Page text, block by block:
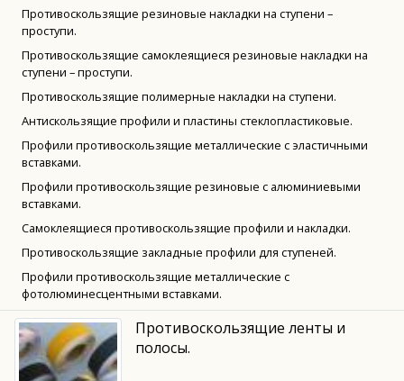
Противоскользящие резиновые накладки на ступени –
проступи.
Противоскользящие самоклеящиеся резиновые накладки на
ступени – проступи.
Противоскользящие полимерные накладки на ступени.
Антискользящие профили и пластины стеклопластиковые.
Профили противоскользящие металлические с эластичными
вставками.
Профили противоскользящие резиновые с алюминиевыми
вставками.
Самоклеящиеся противоскользящие профили и накладки.
Противоскользящие закладные профили для ступеней.
Профили противоскользящие металлические с
фотолюминесцентными вставками.
Противоскользящие ленты и
полосы.